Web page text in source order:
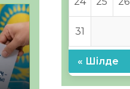
31
« Шілде